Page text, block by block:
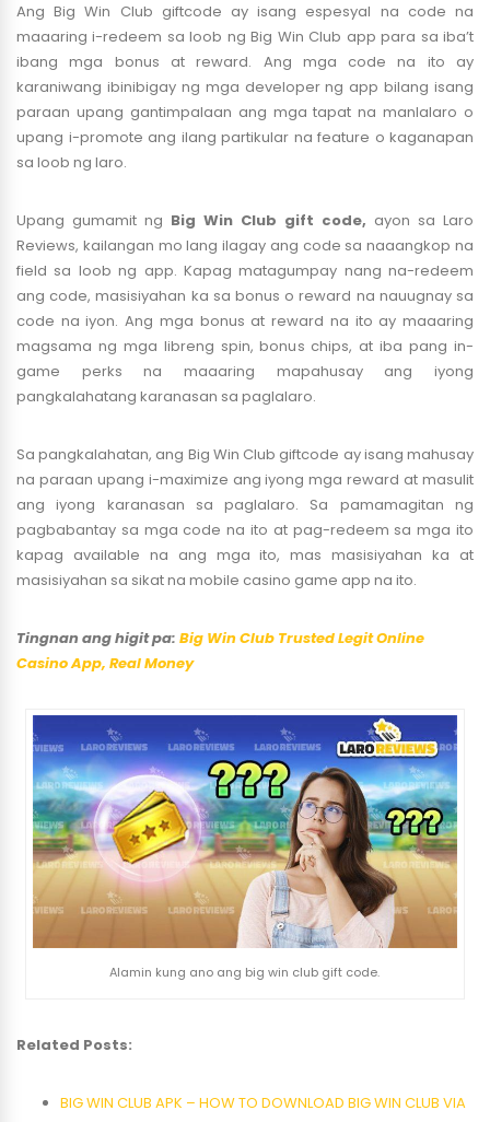
Ang Big Win Club giftcode ay isang espesyal na code na
maaaring i-redeem sa loob ng Big Win Club app para sa iba’t
ibang mga bonus at reward. Ang mga code na ito ay
karaniwang ibinibigay ng mga developer ng app bilang isang
paraan upang gantimpalaan ang mga tapat na manlalaro o
upang i-promote ang ilang partikular na feature o kaganapan
sa loob ng laro.
Upang gumamit ng Big Win Club gift code, ayon sa Laro
Reviews, kailangan mo lang ilagay ang code sa naaangkop na
field sa loob ng app. Kapag matagumpay nang na-redeem
ang code, masisiyahan ka sa bonus o reward na nauugnay sa
code na iyon. Ang mga bonus at reward na ito ay maaaring
magsama ng mga libreng spin, bonus chips, at iba pang in-
game perks na maaaring mapahusay ang iyong
pangkalahatang karanasan sa paglalaro.
Sa pangkalahatan, ang Big Win Club giftcode ay isang mahusay
na paraan upang i-maximize ang iyong mga reward at masulit
ang iyong karanasan sa paglalaro. Sa pamamagitan ng
pagbabantay sa mga code na ito at pag-redeem sa mga ito
kapag available na ang mga ito, mas masisiyahan ka at
masisiyahan sa sikat na mobile casino game app na ito.
Tingnan ang higit pa: Big Win Club Trusted Legit Online
Casino App, Real Money
Alamin kung ano ang big win club gift code.
Related Posts:
BIG WIN CLUB APK – HOW TO DOWNLOAD BIG WIN CLUB VIA